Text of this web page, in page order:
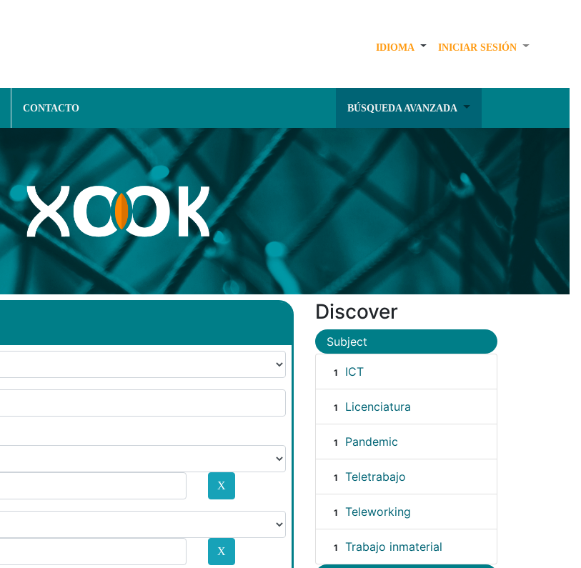
IDIOMA INICIAR SESIÓN
CONTACTO BÚSQUEDA AVANZADA
Discover
Subject
1 ICT
1 Licenciatura
1 Pandemic
1 Teletrabajo
1 Teleworking
1 Trabajo inmaterial